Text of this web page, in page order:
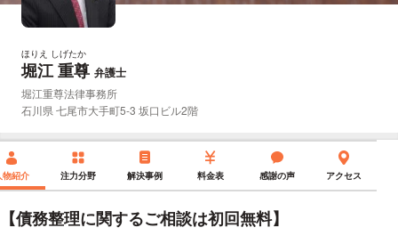
ほりえ しげたか
堀江 重尊 弁護士
所属事務所：
堀江重尊法律事務所
所在地：
石川県 七尾市大手町5-3 坂口ビル2階
物紹介 注力分野 解決事例 料金表 感謝の声 アクセス
【債務整理に関するご相談は初回無料】